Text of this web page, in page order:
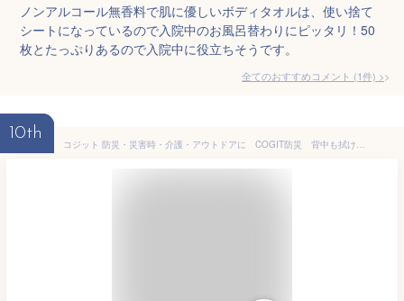
ノンアルコール無香料で肌に優しいボディタオルは、使い捨て
シートになっているので入院中のお風呂替わりにピッタリ！50
枚とたっぷりあるので入院中に役立ちそうです。
全てのおすすめコメント (1件) >
10th
コジット 防災・災害時・介護・アウトドアに COGIT防災 背中も拭ける大判ウェットタオル 個包装 30包入